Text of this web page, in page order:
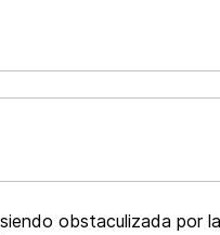
obstaculizada por